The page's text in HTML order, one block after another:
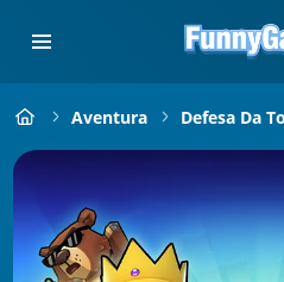
Aventura Defesa Da